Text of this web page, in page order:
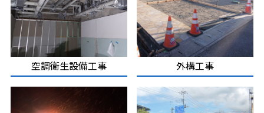
空調衛生設備工事 外構工事